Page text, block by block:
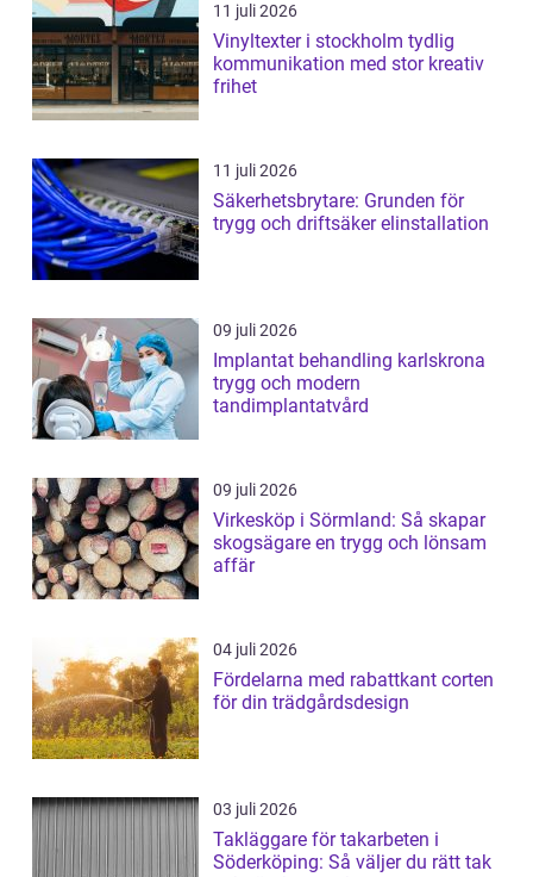
11 juli 2026
Vinyltexter i stockholm tydlig
kommunikation med stor kreativ
frihet
11 juli 2026
Säkerhetsbrytare: Grunden för
trygg och driftsäker elinstallation
09 juli 2026
Implantat behandling karlskrona
trygg och modern
tandimplantatvård
09 juli 2026
Virkesköp i Sörmland: Så skapar
skogsägare en trygg och lönsam
affär
04 juli 2026
Fördelarna med rabattkant corten
för din trädgårdsdesign
03 juli 2026
Takläggare för takarbeten i
Söderköping: Så väljer du rätt tak